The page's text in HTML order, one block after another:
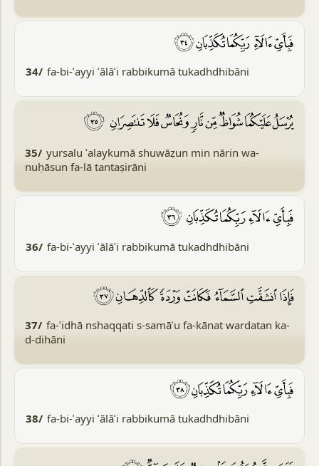
34/ fa-bi-ʾayyi ʾālāʾi rabbikumā tukadhdhibāni
35/ yursalu ʿalaykumā shuwāẓun min nārin wa-
nuḥāsun fa-lā tantaṣirāni
36/ fa-bi-ʾayyi ʾālāʾi rabbikumā tukadhdhibāni
37/ fa-ʾidhā nshaqqati s-samāʾu fa-kānat wardatan ka-
d-dihāni
38/ fa-bi-ʾayyi ʾālāʾi rabbikumā tukadhdhibāni